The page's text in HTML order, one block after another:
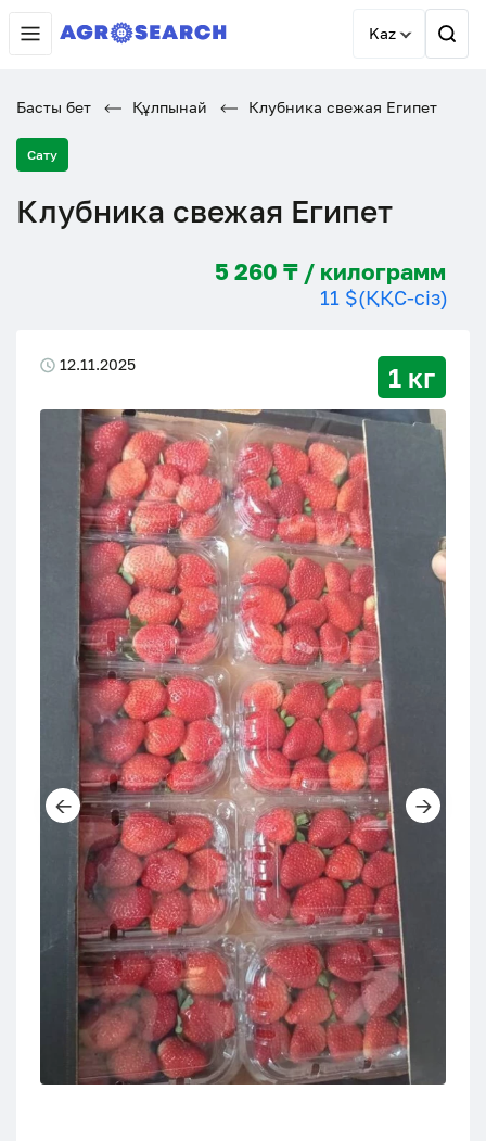
Kaz
Басты бет Құлпынай Клубника свежая Египет
Сату
Клубника свежая Египет
5 260 ₸ / килограмм
11 $(ҚҚС-сіз)
12.11.2025 1 кг